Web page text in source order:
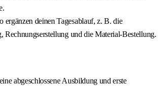
ergänzen deinen Tagesablauf, z. B. die
Rechnungserstellung und die Material-Bestellung.
abgeschlossene Ausbildung und erste